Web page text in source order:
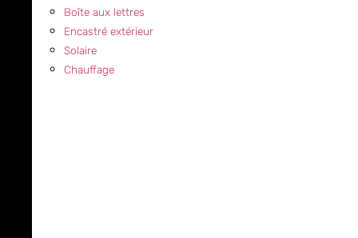
Boîte aux lettres
Encastré extérieur
Solaire
Chauffage